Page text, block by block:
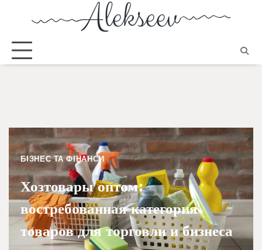
БІЗНЕС ТА ФІНАНСИ
Хозтовары оптом:
востребованная категория
товаров для торговли и бизнеса